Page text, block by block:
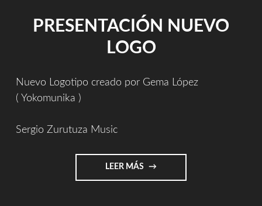
PRESENTACIÓN NUEVO
LOGO
Nuevo Logotipo creado por Gema López
( Yokomunika )
Sergio Zurutuza Music
LEER MÁS "PRESENTACIÓN
NUEVO